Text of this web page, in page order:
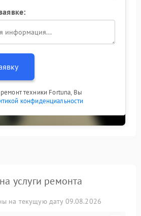
техники Fortuna, Вы
конфиденциальности
услуги ремонта
на текущую дату 09.08.2026